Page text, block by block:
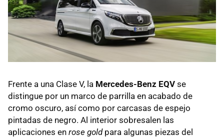
Frente a una Clase V, la Mercedes-Benz EQV se
distingue por un marco de parrilla en acabado de
cromo oscuro, así como por carcasas de espejo
pintadas de negro. Al interior sobresalen las
aplicaciones en rose goldpara algunas piezas del